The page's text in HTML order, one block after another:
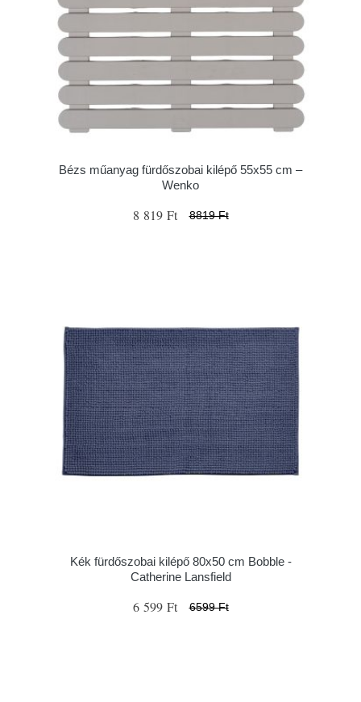
Bézs műanyag fürdőszobai kilépő 55x55 cm –
Wenko
8 819 Ft 8819 Ft
Kék fürdőszobai kilépő 80x50 cm Bobble -
Catherine Lansfield
6 599 Ft 6599 Ft